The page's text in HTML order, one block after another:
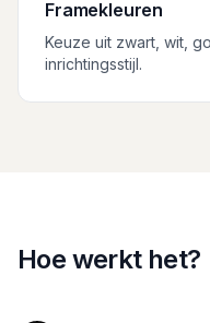
Framekleuren
Keuze uit zwart, wit,
inrichtingsstijl.
Hoe werkt het?